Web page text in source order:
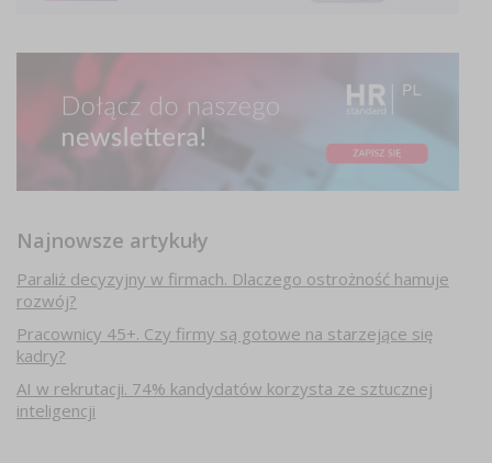
Najnowsze artykuły
Paraliż decyzyjny w firmach. Dlaczego ostrożność hamuje
rozwój?
Pracownicy 45+. Czy firmy są gotowe na starzejące się
kadry?
AI w rekrutacji. 74% kandydatów korzysta ze sztucznej
inteligencji